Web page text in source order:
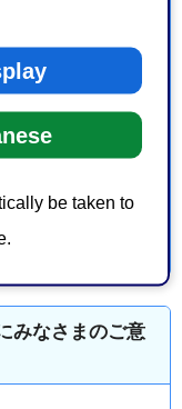
be taken to
推進課自立支援係
みなさまのご意